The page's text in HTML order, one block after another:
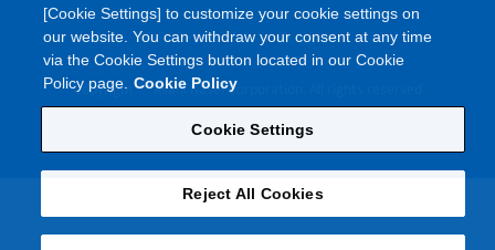
Copyright©Asahi Kasei Corporation. All rights reserved
[Cookie Settings] to customize your cookie settings on
our website. You can withdraw your consent at any time
via the Cookie Settings button located in our Cookie
Policy page. Cookie Policy
Cookie Settings
Reject All Cookies